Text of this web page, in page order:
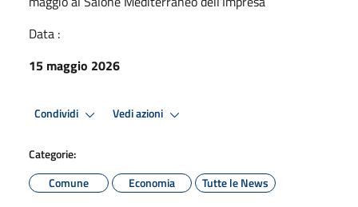
Data :
15 maggio 2026
Condividi Vedi azioni
Categorie:
Comune
Economia Tutte le News